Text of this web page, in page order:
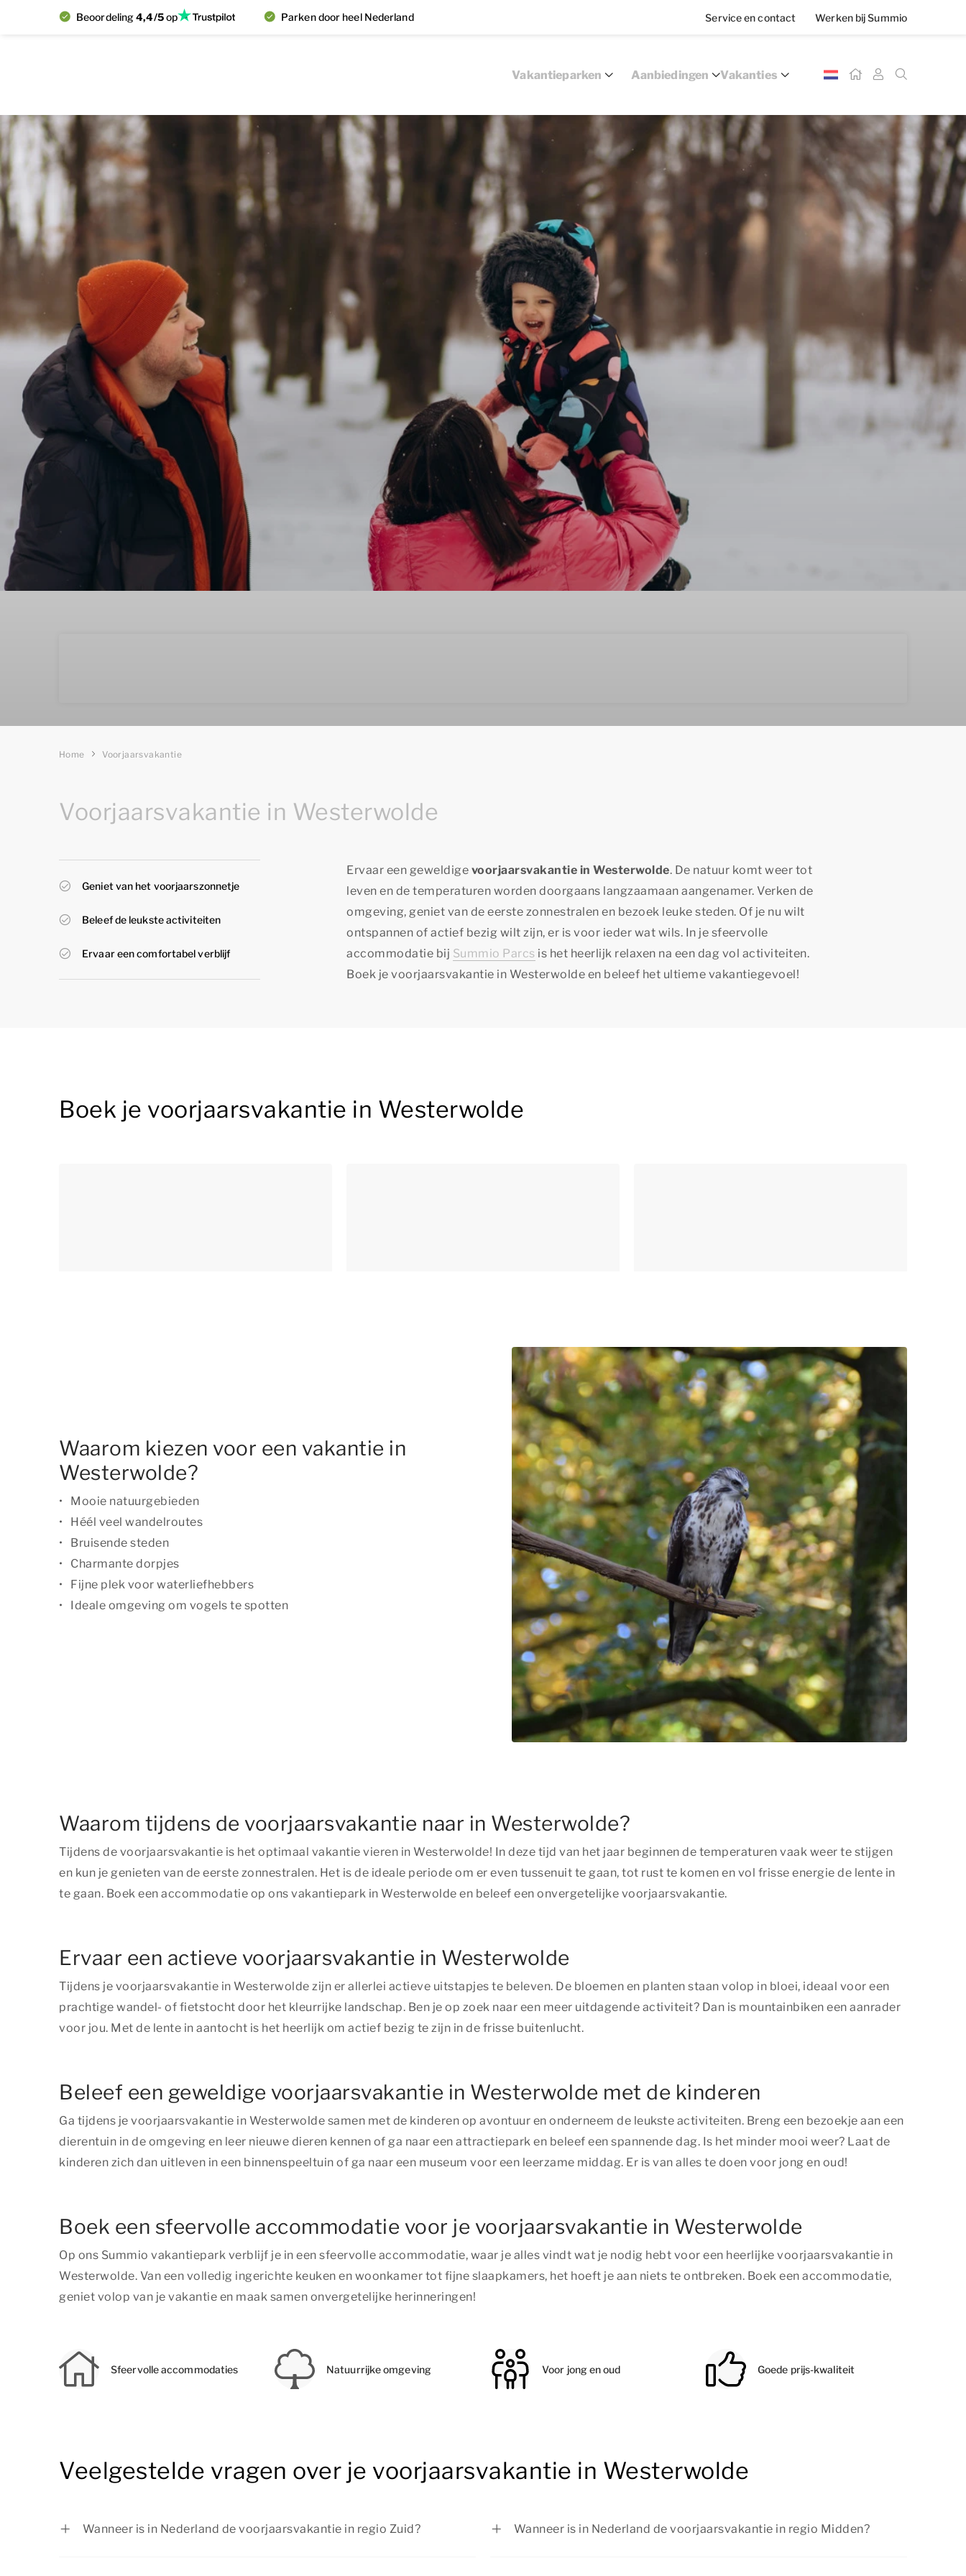
Beoordeling4,4/5op Parken door heel Nederland Service en contact Werken bij Summio
Vakantieparken Aanbiedingen Vakanties
Home Voorjaarsvakantie
Voorjaarsvakantie in Westerwolde
Geniet van het voorjaarszonnetje
Beleef de leukste activiteiten
Ervaar een comfortabel verblijf
Ervaar een geweldige voorjaarsvakantie in Westerwolde. De natuur komt weer tot
leven en de temperaturen worden doorgaans langzaamaan aangenamer. Verken de
omgeving, geniet van de eerste zonnestralen en bezoek leuke steden. Of je nu wilt
ontspannen of actief bezig wilt zijn, er is voor ieder wat wils. In je sfeervolle
accommodatie bij Summio Parcs is het heerlijk relaxen na een dag vol activiteiten.
Boek je voorjaarsvakantie in Westerwolde en beleef het ultieme vakantiegevoel!
Boek je voorjaarsvakantie in Westerwolde
Waarom kiezen voor een vakantie in
Westerwolde?
Mooie natuurgebieden
Héél veel wandelroutes
Bruisende steden
Charmante dorpjes
Fijne plek voor waterliefhebbers
Ideale omgeving om vogels te spotten
Waarom tijdens de voorjaarsvakantie naar in Westerwolde?
Tijdens de voorjaarsvakantie is het optimaal vakantie vieren in Westerwolde! In deze tijd van het jaar beginnen de temperaturen vaak weer te stijgen
en kun je genieten van de eerste zonnestralen. Het is de ideale periode om er even tussenuit te gaan, tot rust te komen en vol frisse energie de lente in
te gaan. Boek een accommodatie op ons vakantiepark in Westerwolde en beleef een onvergetelijke voorjaarsvakantie.
Ervaar een actieve voorjaarsvakantie in Westerwolde
Tijdens je voorjaarsvakantie in Westerwolde zijn er allerlei actieve uitstapjes te beleven. De bloemen en planten staan volop in bloei, ideaal voor een
prachtige wandel- of fietstocht door het kleurrijke landschap. Ben je op zoek naar een meer uitdagende activiteit? Dan is mountainbiken een aanrader
voor jou. Met de lente in aantocht is het heerlijk om actief bezig te zijn in de frisse buitenlucht.
Beleef een geweldige voorjaarsvakantie in Westerwolde met de kinderen
Ga tijdens je voorjaarsvakantie in Westerwolde samen met de kinderen op avontuur en onderneem de leukste activiteiten. Breng een bezoekje aan een
dierentuin in de omgeving en leer nieuwe dieren kennen of ga naar een attractiepark en beleef een spannende dag. Is het minder mooi weer? Laat de
kinderen zich dan uitleven in een binnenspeeltuin of ga naar een museum voor een leerzame middag. Er is van alles te doen voor jong en oud!
Boek een sfeervolle accommodatie voor je voorjaarsvakantie in Westerwolde
Op ons Summio vakantiepark verblijf je in een sfeervolle accommodatie, waar je alles vindt wat je nodig hebt voor een heerlijke voorjaarsvakantie in
Westerwolde. Van een volledig ingerichte keuken en woonkamer tot fijne slaapkamers, het hoeft je aan niets te ontbreken. Boek een accommodatie,
geniet volop van je vakantie en maak samen onvergetelijke herinneringen!
Sfeervolle accommodaties Natuurrijke omgeving Voor jong en oud Goede prijs-kwaliteit
Veelgestelde vragen over je voorjaarsvakantie in Westerwolde
Wanneer is in Nederland de voorjaarsvakantie in regio Zuid?
Wanneer is in Nederland de voorjaarsvakantie in regio Midden?